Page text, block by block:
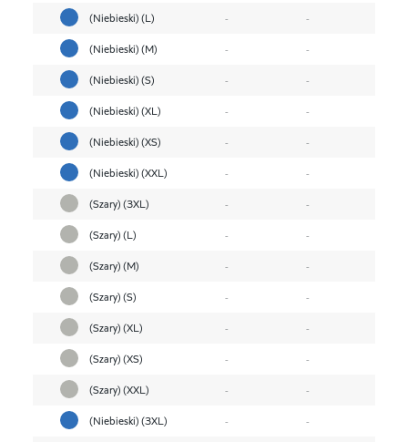
(Niebieski) (L) -
-
(Niebieski) (M)
-
-
(Niebieski) (S)
-
-
(Niebieski) (XL)
-
-
(Niebieski) (XS)
-
-
(Niebieski) (XXL)
-
-
(Szary) (3XL)
-
-
(Szary) (L)
-
-
(Szary) (M)
-
-
(Szary) (S)
-
-
(Szary) (XL)
-
-
(Szary) (XS)
-
-
(Szary) (XXL)
-
-
(Niebieski) (3XL)
-
-